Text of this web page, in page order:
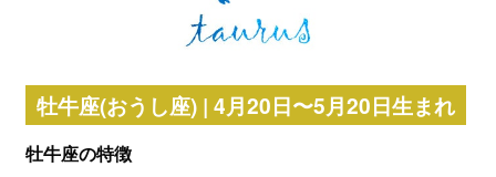
牡牛座(おうし座) | 4月20日〜5月20日生まれ
牡牛座の特徴